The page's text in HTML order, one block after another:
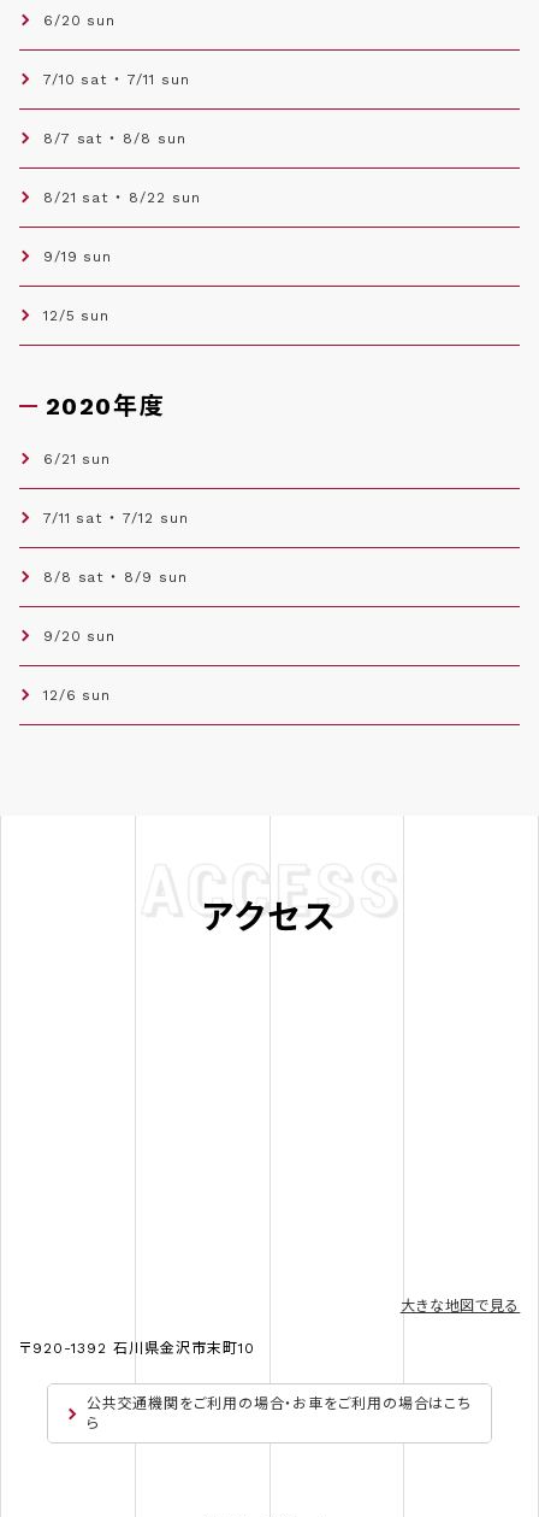
6/20 sun
7/10 sat ・ 7/11 sun
8/7 sat ・ 8/8 sun
8/21 sat ・ 8/22 sun
9/19 sun
12/5 sun
2020年度
6/21 sun
7/11 sat ・ 7/12 sun
8/8 sat ・ 8/9 sun
9/20 sun
12/6 sun
アクセス
大きな地図で見る
〒920-1392 石川県金沢市末町10
公共交通機関をご利用の場合・お車をご利用の場合はこち
ら